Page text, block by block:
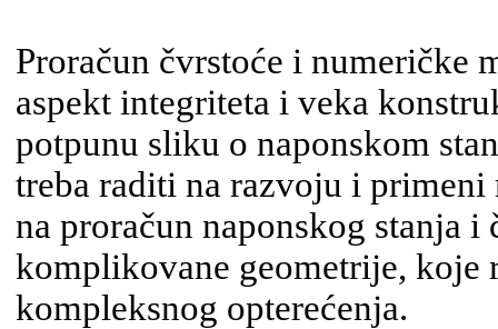
Proračun čvrstoće i numeričke
aspekt integriteta i veka
potpunu sliku o naponskom
treba raditi na razvoju i primeni
na proračun naponskog stanja
komplikovane geo­met­rije, koje
kompleksnog opterećenja.